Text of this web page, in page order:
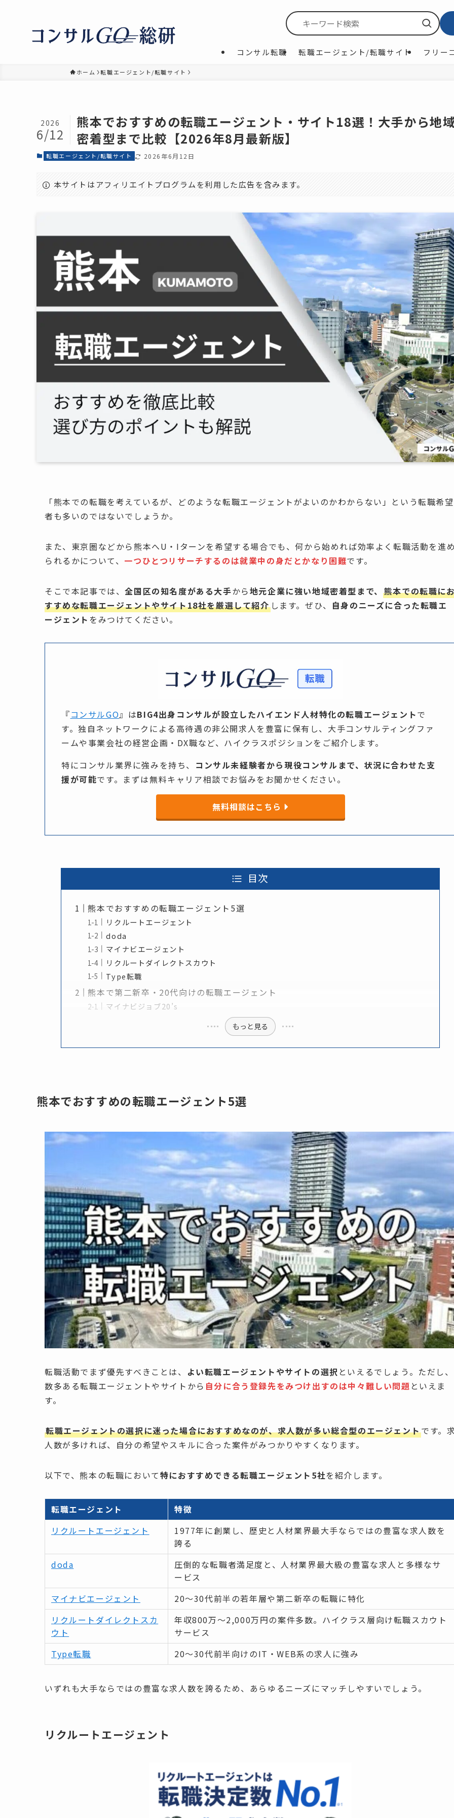
コンサル転職 転職エージェント/転職サイト フリー
ホーム 転職エージェント/転職サイト
熊本でおすすめの転職エージェント・サイト18選！大手から地
密着型まで比較【2026年8月最新版】
2026
6/12
転職エージェント/転職サイト 2026年6月12日
本サイトはアフィリエイトプログラムを利用した広告を含みます。
「熊本での転職を考えているが、どのような転職エージェントがよいのかわからない」という転職希望
者も多いのではないでしょうか。
また、東京圏などから熊本へU・Iターンを希望する場合でも、何から始めれば効率よく転職活動を進
られるかについて、 一つひとつリサーチするのは就業中の身だとかなり困難です。
そこで本記事では、全国区の知名度がある大手から地元企業に強い地域密着型まで、 熊本での転職に
すすめな転職エージェントやサイト18社を厳選して紹介します。ぜひ、 自身のニーズに合った転職エ
ージェント をみつけてください。
『コンサルGO』は​BIG4出身コンサルが設立したハイエンド人材特化の転職エージェントで
す。​独自ネットワークに​よる​高待遇の​非公開求人を​豊富に​保有し、​大手コンサルティングファ
ームや​事業会社の​経営企画・DX職など、​ハイクラスポジションを​ご紹介します。​
特に​コンサル業界に​強みを​持ち、​ コンサル未経験者から現役コンサルまで、 状況に合わせた支
援が可能です。​まずは​無料キャリア相談で​お悩みを​お聞か​せください。​
無料相談はこちら
目次
熊本でおすすめの転職エージェント5選
リクルートエージェント
doda
マイナビエージェント
リクルートダイレクトスカウト
Type転職
熊本で第二新卒・20代向けの転職エージェント
マイナビジョブ20’s
もっと見る
熊本でおすすめの転職エージェント5選
転職活動でまず優先すべきことは、 よい転職エージェントやサイトの選択 といえるでしょう。ただし、
数多ある転職エージェントやサイトから 自分に合う登録先をみつけ出すのは中々難しい問題 といえま
す。
転職エージェントの選択に迷った場合におすすめなのが、求人数が多い総合型のエージェントです。
人数が多ければ、自分の希望やスキルに合った案件がみつかりやすくなります。
以下で、熊本の転職において特におすすめできる転職エージェント5社を紹介します。
転職エージェント
特徴
リクルートエージェント
1977年に創業し、歴史と人材業界最大手ならではの豊富な求人数を
誇る
doda
圧倒的な転職者満足度と、人材業界最大級の豊富な求人と多様なサ
ービス
マイナビエージェント
20～30代前半の若年層や第二新卒の転職に特化
リクルートダイレクトスカ
ウト
年収800万～2,000万円の案件多数。ハイクラス層向け転職スカウト
サービス
Type転職
20～30代前半向けのIT・WEB系の求人に強み
いずれも大手ならではの豊富な求人数を誇るため、あらゆるニーズにマッチしやすいでしょう。
リクルートエージェント